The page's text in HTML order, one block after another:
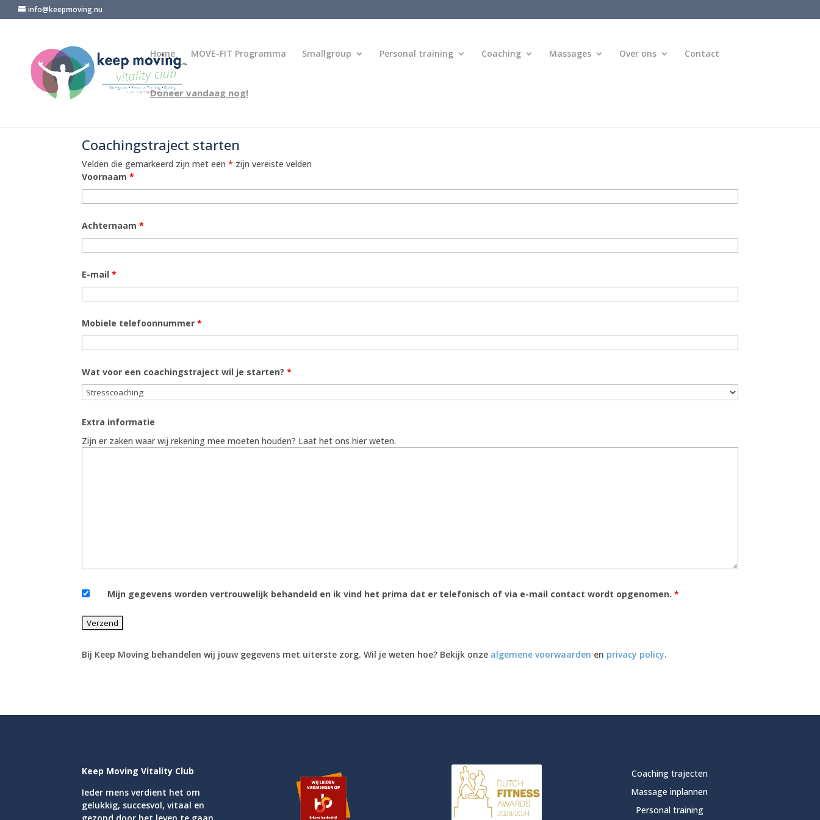
info@keepmoving.nu
Home MOVE-FIT Programma Smallgroup Personal training Coaching Massages Over ons Contact
Doneer vandaag nog!
Coachingstraject starten
Velden die gemarkeerd zijn met een* zijn vereiste velden
Voornaam*
Achternaam*
E-mail*
Mobiele telefoonnummer*
Wat voor een coachingstraject wil je starten?*
Extra informatie
Zijn er zaken waar wij rekening mee moeten houden? Laat het ons hier weten.
Mijn gegevens worden vertrouwelijk behandeld en ik vind het prima dat er telefonisch of via e-mail contact wordt opgenomen. *
Bij Keep Moving behandelen wij jouw gegevens met uiterste zorg. Wil je weten hoe? Bekijk onze algemene voorwaarden en privacy policy.
Keep Moving Vitality Club
Ieder mens verdient het om
gelukkig, succesvol, vitaal en
gezond door het leven te gaan.
Coaching trajecten
Massage inplannen
Personal training